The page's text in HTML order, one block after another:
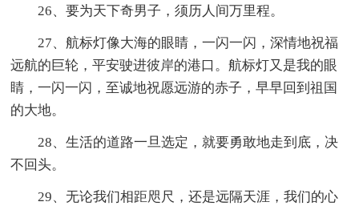
26、要为天下奇男子，须历人间万里程。
27、航标灯像大海的眼睛，一闪一闪，深情地祝福
远航的巨轮，平安驶进彼岸的港口。航标灯又是我的眼
睛，一闪一闪，至诚地祝愿远游的赤子，早早回到祖国
的大地。
28、生活的道路一旦选定，就要勇敢地走到底，决
不回头。
29、无论我们相距咫尺，还是远隔天涯，我们的心